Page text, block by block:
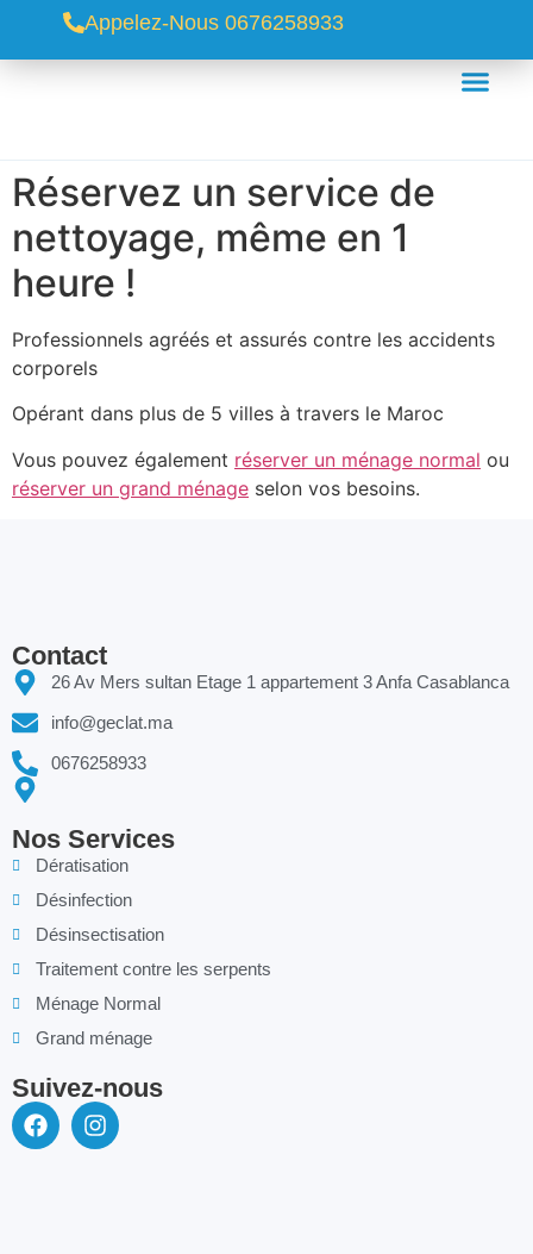
Appelez-Nous 0676258933
Réservez un service de
nettoyage, même en 1
heure !
Professionnels agréés et assurés contre les accidents
corporels
Opérant dans plus de 5 villes à travers le Maroc
Vous pouvez également réserver un ménage normal ou
réserver un grand ménage selon vos besoins.
Contact
26 Av Mers sultan Etage 1 appartement 3 Anfa Casablanca
info@geclat.ma
0676258933
Nos Services
Dératisation
Désinfection
Désinsectisation
Traitement contre les serpents
Ménage Normal
Grand ménage
Suivez-nous